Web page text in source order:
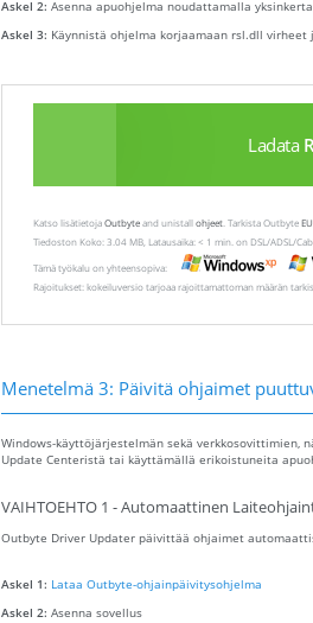
Askel 2: Asenna apuohjelma noudattamalla
Askel 3: Käynnistä ohjelma korjaamaan rsl.dll virheet
Ladata
Katso lisätietojaOutbyteand unistallohjeet . Tarkista Outbyte
Tiedoston Koko: 3.04 MB, Latausaika: < 1 min. on DSL/ADSL/
Tämä työkalu on yhteensopiva:
Rajoitukset: kokeiluversio tarjoaa rajoittamattoman määrän
Menetelmä 3: Päivitä ohjaimet
Windows-käyttöjärjestelmän sekä verkkosovittimien,
Update Centeristä tai käyttämällä erikoistuneita
VAIHTOEHTO 1 - Automaattinen
Outbyte Driver Updater päivittää ohjaimet
Askel 1: Lataa Outbyte-ohjainpäivitysohjelma
Askel 2: Asenna sovellus